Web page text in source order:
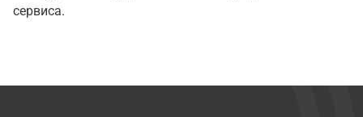
сервиса.